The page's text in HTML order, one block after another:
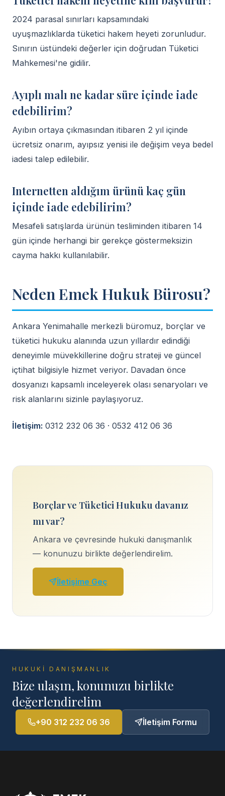
2024 parasal sınırları kapsamındaki
uyuşmazlıklarda tüketici hakem heyeti zorunludur.
Sınırın üstündeki değerler için doğrudan Tüketici
Mahkemesi'ne gidilir.
Ayıplı malı ne kadar süre içinde iade
edebilirim?
Ayıbın ortaya çıkmasından itibaren 2 yıl içinde
ücretsiz onarım, ayıpsız yenisi ile değişim veya bedel
iadesi talep edilebilir.
Internetten aldığım ürünü kaç gün
içinde iade edebilirim?
Mesafeli satışlarda ürünün tesliminden itibaren 14
gün içinde herhangi bir gerekçe göstermeksizin
cayma hakkı kullanılabilir.
Neden Emek Hukuk Bürosu?
Ankara Yenimahalle merkezli büromuz, borçlar ve
tüketici hukuku alanında uzun yıllardır edindiği
deneyimle müvekkillerine doğru strateji ve güncel
içtihat bilgisiyle hizmet veriyor. Davadan önce
dosyanızı kapsamlı inceleyerek olası senaryoları ve
risk alanlarını sizinle paylaşıyoruz.
İletişim: 0312 232 06 36 · 0532 412 06 36
Borçlar ve Tüketici Hukuku davanız
mı var?
Ankara ve çevresinde hukuki danışmanlık
— konunuzu birlikte değerlendirelim.
İletişime Geç
HUKUKI DANIŞMANLIK
Bize ulaşın, konunuzu birlikte
değerlendirelim
+90 312 232 06 36 İletişim Formu